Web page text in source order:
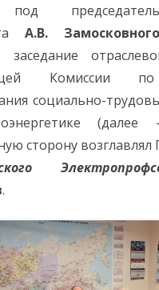
под
А.В. Замосковного
заседание
Комиссии
социально-
(далее
сторону возглавлял
.